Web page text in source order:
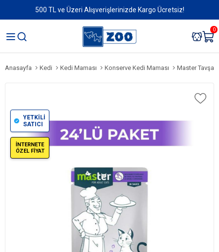
500 TL ve Üzeri Alışverişlerinizde Kargo Ücretsiz!
0
Anasayfa Kedi Kedi Maması Konserve Kedi Maması Master
YETKİLİ
SATICI
İNTERNETE
ÖZEL FİYAT